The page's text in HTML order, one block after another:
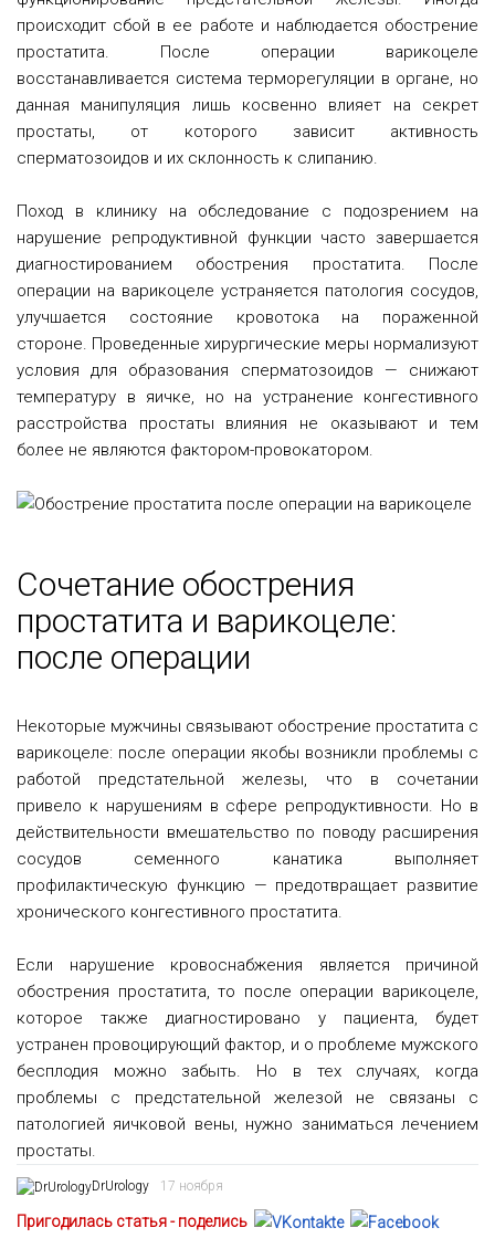
происходит сбой в ее работе и наблюдается обострение
простатита. После операции варикоцеле
восстанавливается система терморегуляции в органе, но
данная манипуляция лишь косвенно влияет на секрет
простаты, от которого зависит активность
сперматозоидов и их склонность к слипанию.
Поход в клинику на обследование с подозрением на
нарушение репродуктивной функции часто завершается
диагностированием обострения простатита. После
операции на варикоцеле устраняется патология сосудов,
улучшается состояние кровотока на пораженной
стороне. Проведенные хирургические меры нормализуют
условия для образования сперматозоидов — снижают
температуру в яичке, но на устранение конгестивного
расстройства простаты влияния не оказывают и тем
более не являются фактором-провокатором.
Сочетание обострения
простатита и варикоцеле:
после операции
Некоторые мужчины связывают обострение простатита с
варикоцеле: после операции якобы возникли проблемы с
работой предстательной железы, что в сочетании
привело к нарушениям в сфере репродуктивности. Но в
действительности вмешательство по поводу расширения
сосудов семенного канатика выполняет
профилактическую функцию — предотвращает развитие
хронического конгестивного простатита.
Если нарушение кровоснабжения является причиной
обострения простатита, то после операции варикоцеле,
которое также диагностировано у пациента, будет
устранен провоцирующий фактор, и о проблеме мужского
бесплодия можно забыть. Но в тех случаях, когда
проблемы с предстательной железой не связаны с
патологией яичковой вены, нужно заниматься лечением
простаты.
DrUrology 17 ноября
Пригодилась статья - поделись